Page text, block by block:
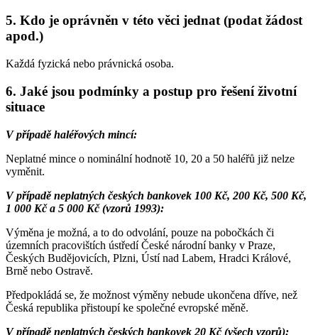
5. Kdo je oprávněn v této věci jednat (podat žádost
apod.)
Každá fyzická nebo právnická osoba.
6. Jaké jsou podmínky a postup pro řešení životní
situace
V případě haléřových mincí:
Neplatné mince o nominální hodnotě 10, 20 a 50 haléřů již nelze
vyměnit.
V případě neplatných českých bankovek 100 Kč, 200 Kč, 500 Kč,
1 000 Kč a 5 000 Kč (vzorů 1993):
Výměna je možná, a to do odvolání, pouze na pobočkách či
územních pracovištích ústředí České národní banky v Praze,
Českých Budějovicích, Plzni, Ústí nad Labem, Hradci Králové,
Brně nebo Ostravě.
Předpokládá se, že možnost výměny nebude ukončena dříve, než
Česká republika přistoupí ke společné evropské měně.
V případě neplatných českých bankovek 20 Kč (všech vzorů):